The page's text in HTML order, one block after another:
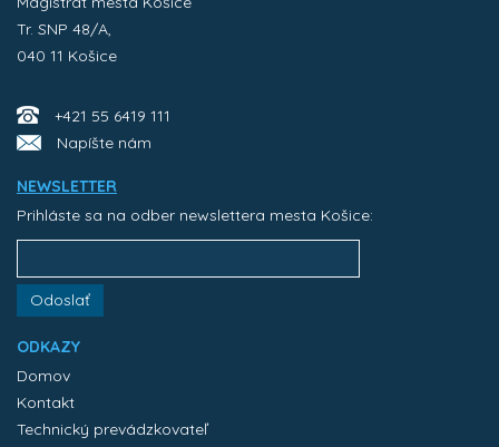
Tr. SNP 48/A,
040 11 Košice
+421 55 6419 111
Napíšte nám
NEWSLETTER
Prihláste sa na odber newslettera mesta Košice:
Odoslať
ODKAZY
Domov
Kontakt
Technický prevádzkovateľ